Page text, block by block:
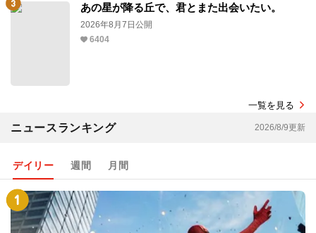
あの星が降る丘で、君とまた出会いたい。
2026年8月7日公開
6404
一覧を見る
ニュースランキング 2026/8/9更新
デイリー 週間 月間